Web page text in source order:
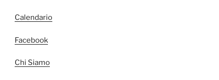
Calendario
Facebook
Chi Siamo